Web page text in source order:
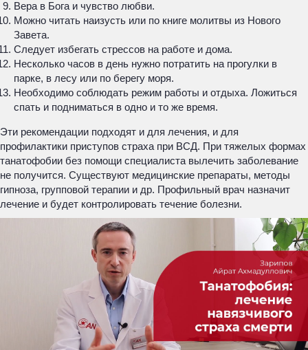
Вера в Бога и чувство любви.
Можно читать наизусть или по книге молитвы из Нового
Завета.
Следует избегать стрессов на работе и дома.
Несколько часов в день нужно потратить на прогулки в
парке, в лесу или по берегу моря.
Необходимо соблюдать режим работы и отдыха. Ложиться
спать и подниматься в одно и то же время.
Эти рекомендации подходят и для лечения, и для
профилактики приступов страха при ВСД. При тяжелых формах
танатофобии без помощи специалиста вылечить заболевание
не получится. Существуют медицинские препараты, методы
гипноза, групповой терапии и др. Профильный врач назначит
лечение и будет контролировать течение болезни.